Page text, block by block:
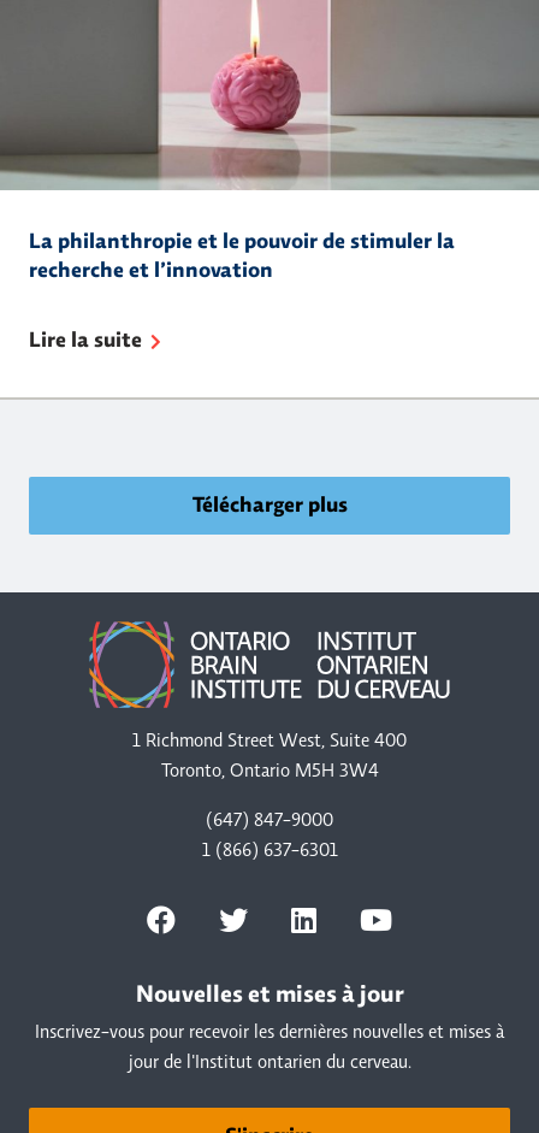
La philanthropie et le pouvoir de stimuler la
recherche et l’innovation
Lire la suite
Télécharger plus
1 Richmond Street West, Suite 400
Toronto, Ontario M5H 3W4
(647) 847-9000
1 (866) 637-6301
Nouvelles et mises à jour
Inscrivez-vous pour recevoir les dernières nouvelles et mises à
jour de l'Institut ontarien du cerveau.